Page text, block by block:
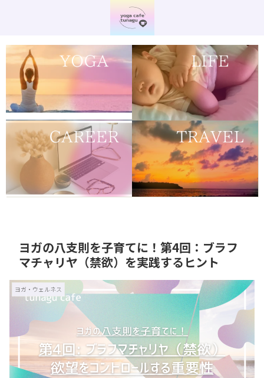
ヨガの八支則を子育てに！第4回：ブラフ
マチャリヤ（禁欲）を実践するヒント
ヨガ・ウェルネス